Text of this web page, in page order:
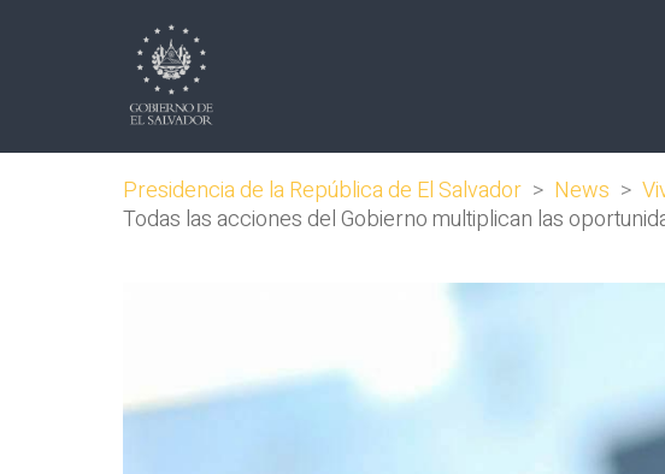
Presidencia de la República de El Salvador > News >
Todas las acciones del Gobierno multiplican las